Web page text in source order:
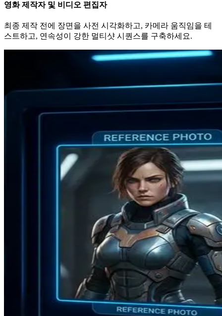
영화 제작자 및 비디오 편집자
최종 제작 전에 장면을 사전 시각화하고, 카메라 움직임을 테
스트하고, 연속성이 강한 멀티샷 시퀀스를 구축하세요.